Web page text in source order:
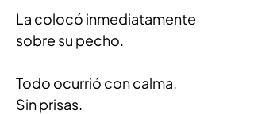
La colocó inmediatamente
sobre su pecho.
Todo ocurrió con calma.
Sin prisas.